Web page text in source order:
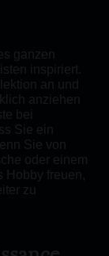
ganzen
inspiriert.
an und
anziehen
bei
Sie ein
Sie von
oder einem
Hobby freuen,
zu